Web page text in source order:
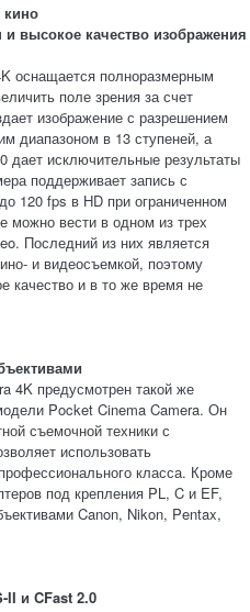
кино
высокое качество изображения
оснащается полноразмерным
поле зрения за счет
изображение с разрешением
диапазоном в 13 ступеней, а
дает исключительные результаты
поддерживает запись с
120 fps в HD при ограниченном
можно вести в одном из трех
Последний из них является
и видеосъемкой, поэтому
качество и в то же время не
4K предусмотрен такой же
Pocket Cinema Camera. Он
съемочной техники с
использовать
класса. Кроме
под крепления PL, C и EF,
Canon, Nikon, Pentax,
II и CFast 2.0